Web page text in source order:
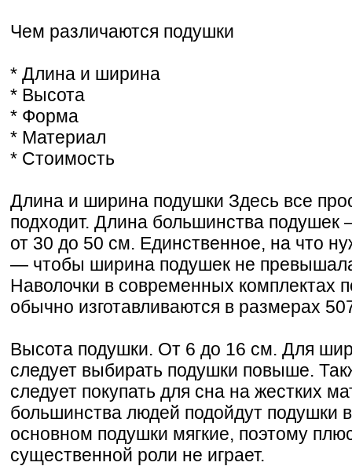
Чем различаются подушки
* Длина и ширина
* Высота
* Форма
* Материал
* Стоимость
Длина и ширина подушки Здесь все
подходит. Длина большинства
от 30 до 50 см. Единственное, на что
— чтобы ширина подушек не
Наволочки в современных комплектах
обычно изготавливаются в размерах
Высота подушки. От 6 до 16 см. Для
следует выбирать подушки повыше.
следует покупать для сна на жестких
большинства людей подойдут подушки
основном подушки мягкие, поэтому
существенной роли не играет.